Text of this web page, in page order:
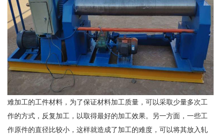
难加工的工件材料，为了保证材料加工质量，可以采取少量多次工
作的方式，反复加工，以取得最好的加工效果。另一方面，一些工
作原件的直径比较小，这样就造成了加工的难度，可以将其放入轧